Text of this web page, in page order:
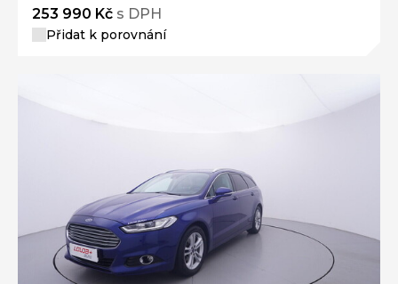
253 990 Kč s DPH
Přidat k porovnání